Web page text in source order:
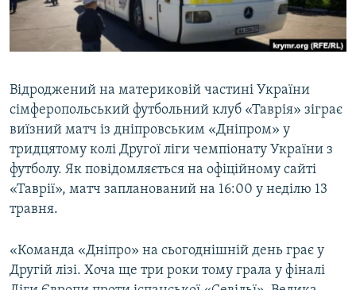
ВІДЕОУРОКИ «ELIFBE»
СВІДЧЕННЯ ОКУПАЦІЇ
ІНФОГРАФІКА
Русский
Qırımtatar
ДОЛУЧАЙСЯ!
Усі сайти RFE/RL
Відроджений на материковій частині України
сімферопольський футбольний клуб «Таврія» зіграє
виїзний матч із дніпровським «Дніпром» у
тридцятому колі Другої ліги чемпіонату України з
футболу. Як повідомляється на офіційному сайті
«Таврії», матч запланований на 16:00 у неділю 13
травня.
«Команда «Дніпро» на сьогоднішній день грає у
Другій лізі. Хоча ще три роки тому грала у фіналі